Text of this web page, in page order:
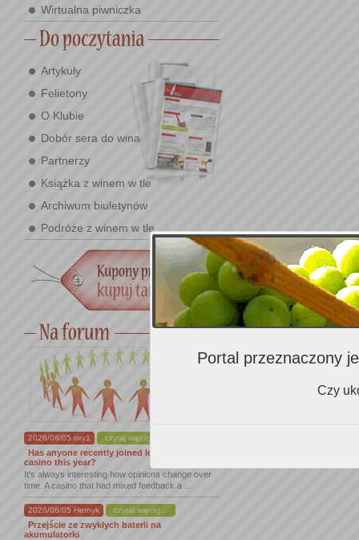
Wirtualna piwniczka
Artykuły
Felietony
O Klubie
Dobór sera do wina
Partnerzy
Książka z winem w tle
Archiwum biuletynów
Podróże z winem w tle
2026/08/05 rixy1 czytaj więcej...
Has anyone recently joined lordofspins
casino this year?
It's always interesting how opinions change over
time. A casino that had mixed feedback a ...
2026/08/05 Hernyk czytaj więcej...
Przejście ze zwykłych baterii na
akumulatorki
Portal przeznaczony
Czy